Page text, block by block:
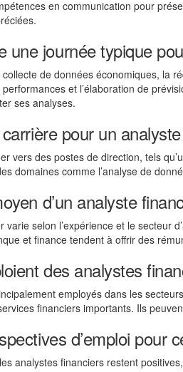
en communication pour
une journée typique
de données économiques, la
et l’élaboration de
ses analyses.
pour un
vers des postes de direction, tels
domaines comme l’analyse de
d’un analyste
varie selon l’expérience et le secteur
et finance tendent à offrir des
des analystes
employés dans les
financiers importants. Ils
d’emploi pour
analystes financiers restent